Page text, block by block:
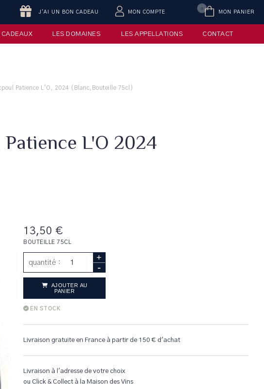
J'AI UN BON CADEAU MON COMPTE MON PANIER
0
CADEAUX LES DOMAINES LES APPELLATIONS CONTACT
Patience L'O, 2024 (Blanc,Bouteille 75cl)
L'O 2024
13,50 €
BOUTEILLE 75CL
quantité : +
-
AJOUTER AU
PANIER
EN STOCK
Livraison gratuite en France à partir de 150 € d'achat
Livraison à l'adresse de votre choix
ou Click & Collect à la Maison des Vins